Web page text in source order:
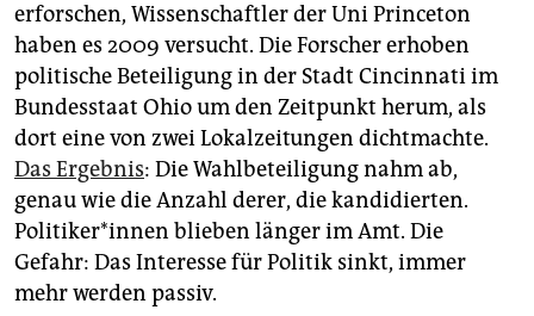
erforschen, Wissenschaftler der Uni Princeton
haben es 2009 versucht. Die Forscher erhoben
politische Beteiligung in der Stadt Cincinnati im
Bundesstaat Ohio um den Zeitpunkt her­um, als
dort eine von zwei Lokalzeitungen dichtmachte.
Das Ergebnis: Die Wahlbeteiligung nahm ab,
genau wie die Anzahl derer, die kandidierten.
Politiker*innen blieben länger im Amt. Die
Gefahr: Das Interesse für Politik sinkt, immer
mehr werden passiv.